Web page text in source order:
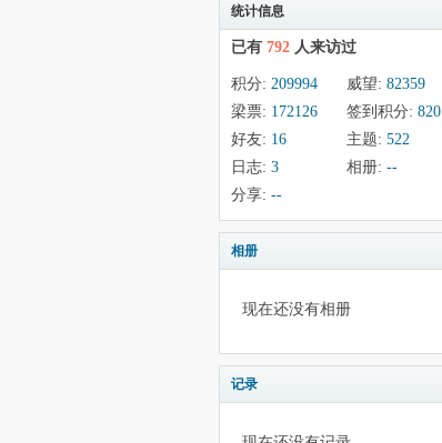
统计信息
已有 792 人来访过
积分: 209994 威望: 82359
梁票: 172126 签到积分: 820
好友: 16 主题: 522
日志: 3 相册: --
分享: --
相册
现在还没有相册
记录